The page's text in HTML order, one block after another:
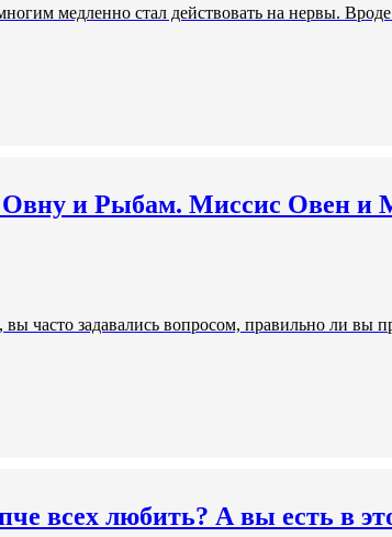
медленно стал действовать на нервы.
Овну и Рыбам. Миссис Овен
часто задавались вопросом, правильно ли вы
всех любить? А вы есть в